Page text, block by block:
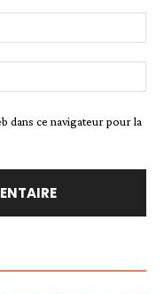
:*
:
dans ce navigateur pour la